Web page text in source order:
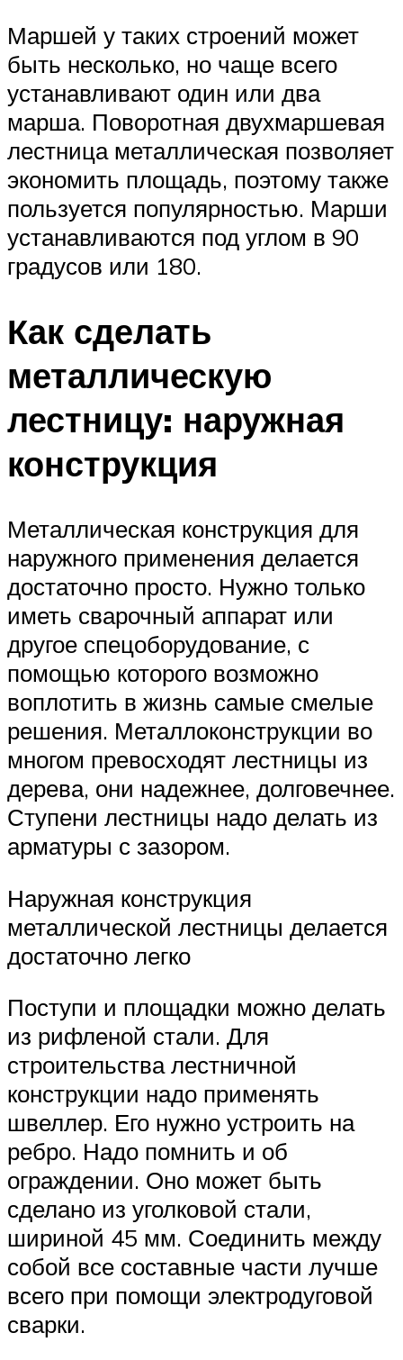
Маршей у таких строений может
быть несколько, но чаще всего
устанавливают один или два
марша. Поворотная двухмаршевая
лестница металлическая позволяет
экономить площадь, поэтому также
пользуется популярностью. Марши
устанавливаются под углом в 90
градусов или 180.
Как сделать
металлическую
лестницу: наружная
конструкция
Металлическая конструкция для
наружного применения делается
достаточно просто. Нужно только
иметь сварочный аппарат или
другое спецоборудование, с
помощью которого возможно
воплотить в жизнь самые смелые
решения. Металлоконструкции во
многом превосходят лестницы из
дерева, они надежнее, долговечнее.
Ступени лестницы надо делать из
арматуры с зазором.
Наружная конструкция
металлической лестницы делается
достаточно легко
Поступи и площадки можно делать
из рифленой стали. Для
строительства лестничной
конструкции надо применять
швеллер. Его нужно устроить на
ребро. Надо помнить и об
ограждении. Оно может быть
сделано из уголковой стали,
шириной 45 мм. Соединить между
собой все составные части лучше
всего при помощи электродуговой
сварки.